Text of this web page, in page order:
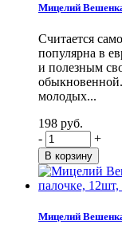
Мицелий
Считается
популярна в
и полезным
молодых...
198 руб.
-
+
Мицелий